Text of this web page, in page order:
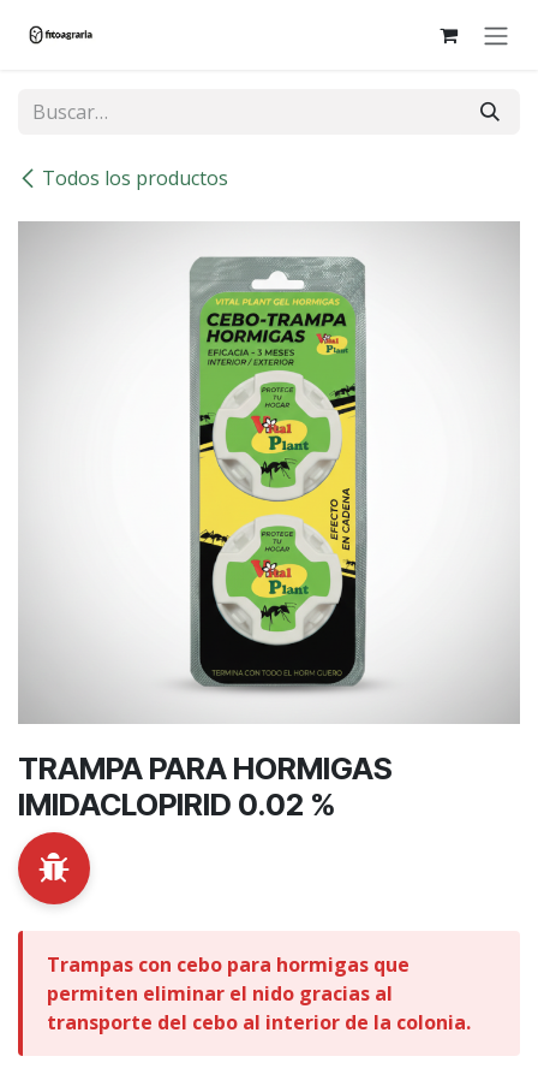
Todos los productos
TRAMPA PARA HORMIGAS
IMIDACLOPIRID 0.02 %
Trampas con cebo para hormigas que
permiten eliminar el nido gracias al
transporte del cebo al interior de la colonia.